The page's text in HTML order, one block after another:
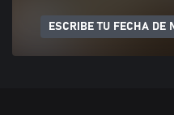
ESCRIBE TU FECHA DE